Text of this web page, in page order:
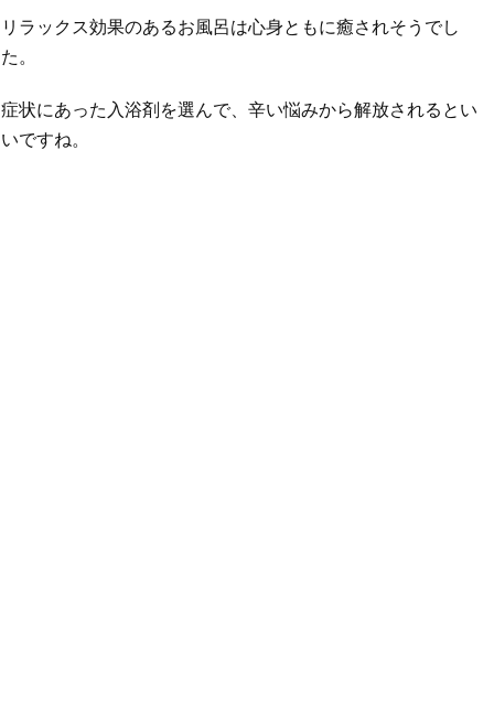
リラックス効果のあるお風呂は心身ともに癒されそうでし
た。
症状にあった入浴剤を選んで、辛い悩みから解放されるとい
いですね。